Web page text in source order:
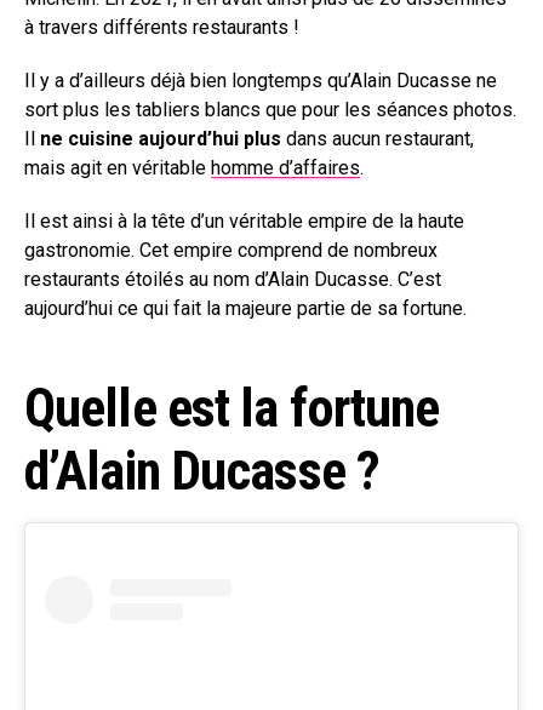
à travers différents restaurants !
Il y a d’ailleurs déjà bien longtemps qu’Alain Ducasse ne
sort plus les tabliers blancs que pour les séances photos.
Il ne cuisine aujourd’hui plus dans aucun restaurant,
mais agit en véritable homme d’affaires.
Il est ainsi à la tête d’un véritable empire de la haute
gastronomie. Cet empire comprend de nombreux
restaurants étoilés au nom d’Alain Ducasse. C’est
aujourd’hui ce qui fait la majeure partie de sa fortune.
Quelle est la fortune
d’Alain Ducasse ?